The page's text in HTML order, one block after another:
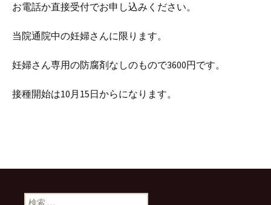
お電話か直接受付でお申し込みください。
当院通院中の妊婦さんに限ります。
妊婦さん専用の防腐剤なしのもので3600円です。
接種開始は10月15日からになります。
検索: